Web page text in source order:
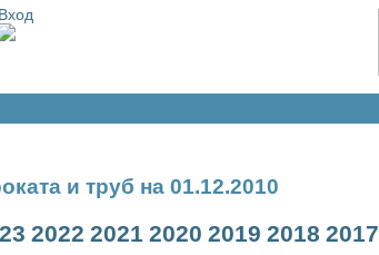
Вход
и труб на 01.12.2010
2022 2021 2020 2019 2018 2017